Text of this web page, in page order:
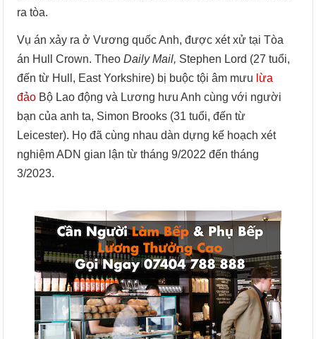
ra tòa.
Vụ án xảy ra ở Vương quốc Anh, được xét xử tại Tòa
án Hull Crown. TheoDaily Mail, Stephen Lord (27 tuổi,
đến từ Hull, East Yorkshire) bị buộc tội âm mưu lừa
đảo Bộ Lao động và Lương hưu Anh cùng với người
bạn của anh ta, Simon Brooks (31 tuổi, đến từ
Leicester). Họ đã cùng nhau dàn dựng kế hoạch xét
nghiệm ADN gian lận từ tháng 9/2022 đến tháng
3/2023.